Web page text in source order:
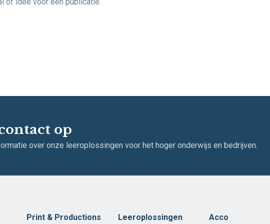
op
over onze leeroplossingen voor het hoger onderwijs en bedrijven.
Print & Productions Leeroplossingen Acco